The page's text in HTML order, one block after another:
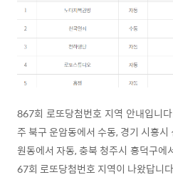
867회 로또당첨번호 지역 안내입니
주 북구 운암동에서 수동, 경기 시흥
원동에서 자동, 충북 청주시 흥덕구
67회 로또당첨번호 지역이 나왔답니